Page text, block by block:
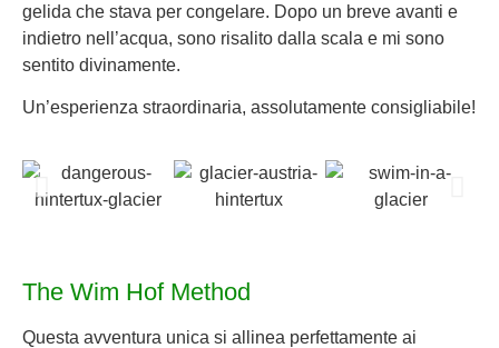
gelida che stava per congelare. Dopo un breve avanti e
indietro nell’acqua, sono risalito dalla scala e mi sono
sentito divinamente.
Un’esperienza straordinaria, assolutamente consigliabile!
The Wim Hof Method
Questa avventura unica si allinea perfettamente ai